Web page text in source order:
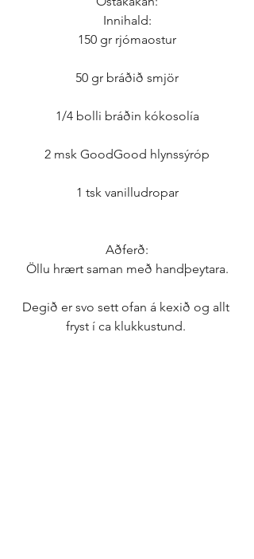
Innihald:
150 gr rjómaostur
50 gr bráðið smjör
1/4 bolli bráðin kókosolía
2 msk GoodGood hlynssýróp
1 tsk vanilludropar
Aðferð:
Öllu hrært saman með handþeytara.
Degið er svo sett ofan á kexið og allt
fryst í ca klukkustund.